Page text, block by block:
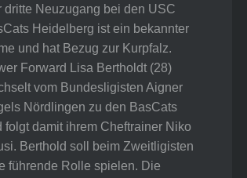
dritte Neuzugang bei den USC
Heidelberg ist ein bekannter
und hat Bezug zur Kurpfalz.
Forward Lisa Bertholdt (28)
vom Bundesligisten Aigner
Nördlingen zu den BasCats
folgt damit ihrem Cheftrainer Niko
Berthold soll beim Zweitligisten
führende Rolle spielen. Die